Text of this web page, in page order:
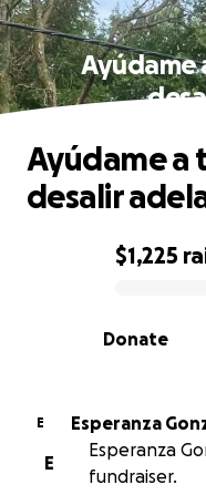
Ayúdame
0% complete
$1,225
Donate
Ayúdame a
desalir
E
Esperanza
E
Esperanza
fundraiser.